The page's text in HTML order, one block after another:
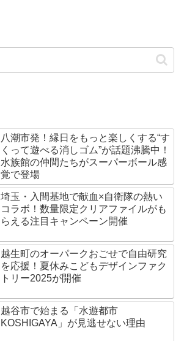
八潮市発！縁日をもっと楽しくする“す
くって遊べる消しゴム”が話題沸騰中！
水族館の仲間たちがスーパーボール感
覚で登場
埼玉・入間基地で献血×自衛隊の熱い
コラボ！数量限定クリアファイルがも
らえる注目キャンペーン開催
越生町のオーパークおごせで自由研究
を応援！夏休みこどもデザインファク
トリー2025が開催
越谷市で始まる「水遊都市
KOSHIGAYA」が見逃せない理由